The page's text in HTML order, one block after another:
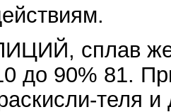
сплав
до 90% 81.
теля